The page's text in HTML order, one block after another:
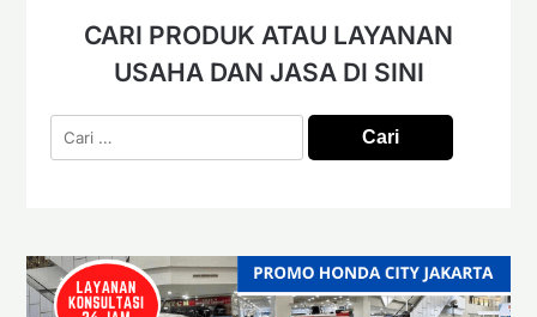
CARI PRODUK ATAU LAYANAN
USAHA DAN JASA DI SINI
Cari
untuk: